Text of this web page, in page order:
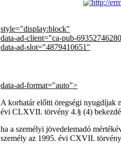
style="display:block"
data-ad-client="ca-pub-
data-ad-slot="4879410651"
data-ad-format="auto">
A korhatár előtti öregségi nyugdíjak
évi CLXVII. törvény 4.§ (4)
ha a személyi jövedelemadó
személy az 1995. évi CXVII.